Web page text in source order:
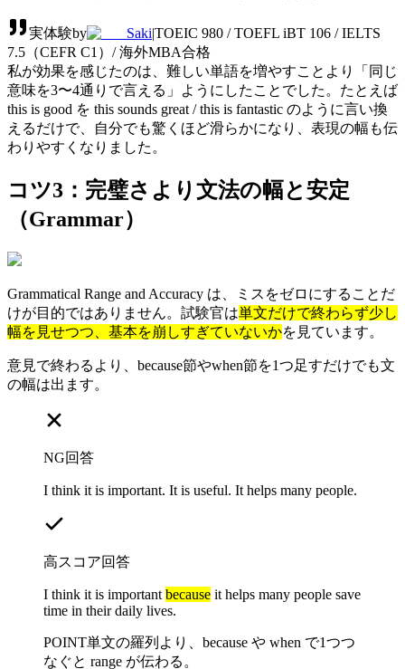
実体験by Saki|TOEIC 980 / TOEFL iBT 106 / IELTS
7.5（CEFR C1）/ 海外MBA合格
私が効果を感じたのは、難しい単語を増やすことより「同じ
意味を3〜4通りで言える」ようにしたことでした。たとえば
this is good を this sounds great / this is fantastic のように言い換
えるだけで、自分でも驚くほど滑らかになり、表現の幅も伝
わりやすくなりました。
コツ3：完璧さより文法の幅と安定
（Grammar）
Grammatical Range and Accuracy は、ミスをゼロにすることだ
けが目的ではありません。試験官は単文だけで終わらず少し
幅を見せつつ、基本を崩しすぎていないかを見ています。
意見で終わるより、because節やwhen節を1つ足すだけでも文
の幅は出ます。
NG回答
I think it is important. It is useful. It helps many people.
高スコア回答
I think it is important because it helps many people save
time in their daily lives.
POINT単文の羅列より、because や when で1つつ
なぐと range が伝わる。